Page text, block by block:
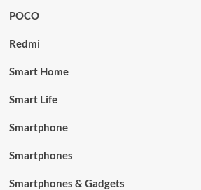
POCO
Redmi
Smart Home
Smart Life
Smartphone
Smartphones
Smartphones & Gadgets